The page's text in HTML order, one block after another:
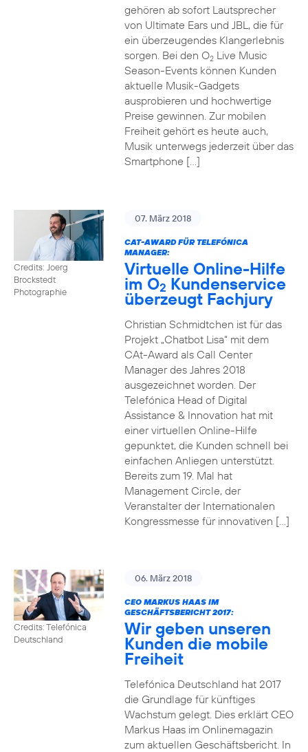
gehören ab sofort Lautsprecher
von Ultimate Ears und JBL, die für
ein überzeugendes Klangerlebnis
sorgen. Bei den O2Live Music
Season-Events können Kunden
aktuelle Musik-Gadgets
ausprobieren und hochwertige
Preise gewinnen. Zur mobilen
Freiheit gehört es heute auch,
Musik unterwegs jederzeit über das
Smartphone […]
Credits: Joerg
Brockstedt
Photographie
07. März 2018
CAT-AWARD FÜR TELEFÓNICA
MANAGER:
Virtuelle Online-Hilfe
im O2 Kundenservice
überzeugt Fachjury
Christian Schmidtchen ist für das
Projekt „Chatbot Lisa“ mit dem
CAt-Award als Call Center
Manager des Jahres 2018
ausgezeichnet worden. Der
Telefónica Head of Digital
Assistance & Innovation hat mit
einer virtuellen Online-Hilfe
gepunktet, die Kunden schnell bei
einfachen Anliegen unterstützt.
Bereits zum 19. Mal hat
Management Circle, der
Veranstalter der Internationalen
Kongressmesse für innovativen […]
Credits: Telefónica
Deutschland
06. März 2018
CEO MARKUS HAAS IM
GESCHÄFTSBERICHT 2017:
Wir geben unseren
Kunden die mobile
Freiheit
Telefónica Deutschland hat 2017
die Grundlage für künftiges
Wachstum gelegt. Dies erklärt CEO
Markus Haas im Onlinemagazin
zum aktuellen Geschäftsbericht. In